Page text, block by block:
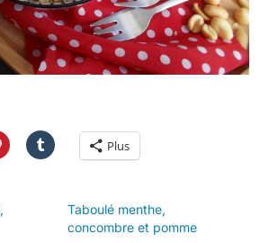
Plus
Taboulé menthe,
concombre et pomme